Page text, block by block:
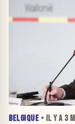
BELGIQUE • IL Y A 3